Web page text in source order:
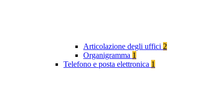
Articolazione degli uffici 2
Organigramma 1
Telefono e posta elettronica 1